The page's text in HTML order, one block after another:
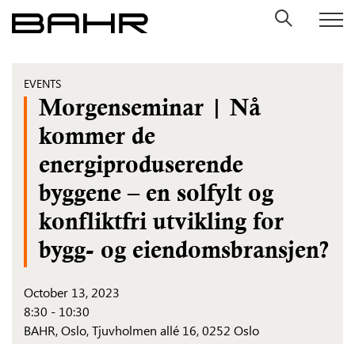
Skip
to
EVENTS
Morgenseminar | Nå
kommer de
energiproduserende
byggene – en solfylt og
konfliktfri utvikling for
bygg- og eiendomsbransjen?
October 13, 2023
8:30 - 10:30
BAHR, Oslo, Tjuvholmen allé 16, 0252 Oslo